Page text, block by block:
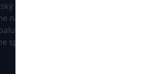
športový portál, ktorý sa
na najnovšie informácie zo
Pravidelne na dennej báze
správy, góly, zaujímavosti a